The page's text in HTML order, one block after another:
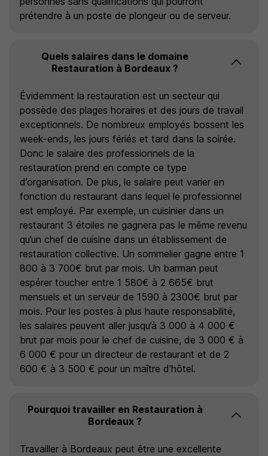
prétendre à un poste de plongeur ou de serveur.
Quels salaires dans le domaine
Restauration à Bordeaux ?
Évidemment la restauration est un secteur qui
possède des plages horaires et des jours de travail
exceptionnels. De nombreux employés bossent les
week-ends, les jours fériés et tard dans la soirée.
Donc le salaire des professionnels de la
restauration prend en compte ce type
d’organisation. De plus, le salaire peut varier en
fonction du restaurant dans lequel le professionnel
est employé. Par exemple, un cuisinier dans un
restaurant 3 étoiles ne gagnera pas le même revenu
qu’un chef de cuisine dans un établissement de
restauration collective. Un sommelier gagne entre 1
800 à 3 700€ brut par mois. Un barman peut
espérer toucher entre 1 580€ à 2 665€ brut
mensuels et un serveur de 1590 à 2300€ brut par
mois. Pour les postes à plus haute responsabilité,
les salaires peuvent aller jusqu’à 3 000 à 4 000 €
brut par mois pour le chef de cuisine, de 3 000 € à
6 000 € pour un directeur de restaurant et de 2
600 € à 3 500 € pour un maître d'hôtel.
Pourquoi travailler en Restauration à
Bordeaux ?
Travailler à Bordeaux peut être une excellente